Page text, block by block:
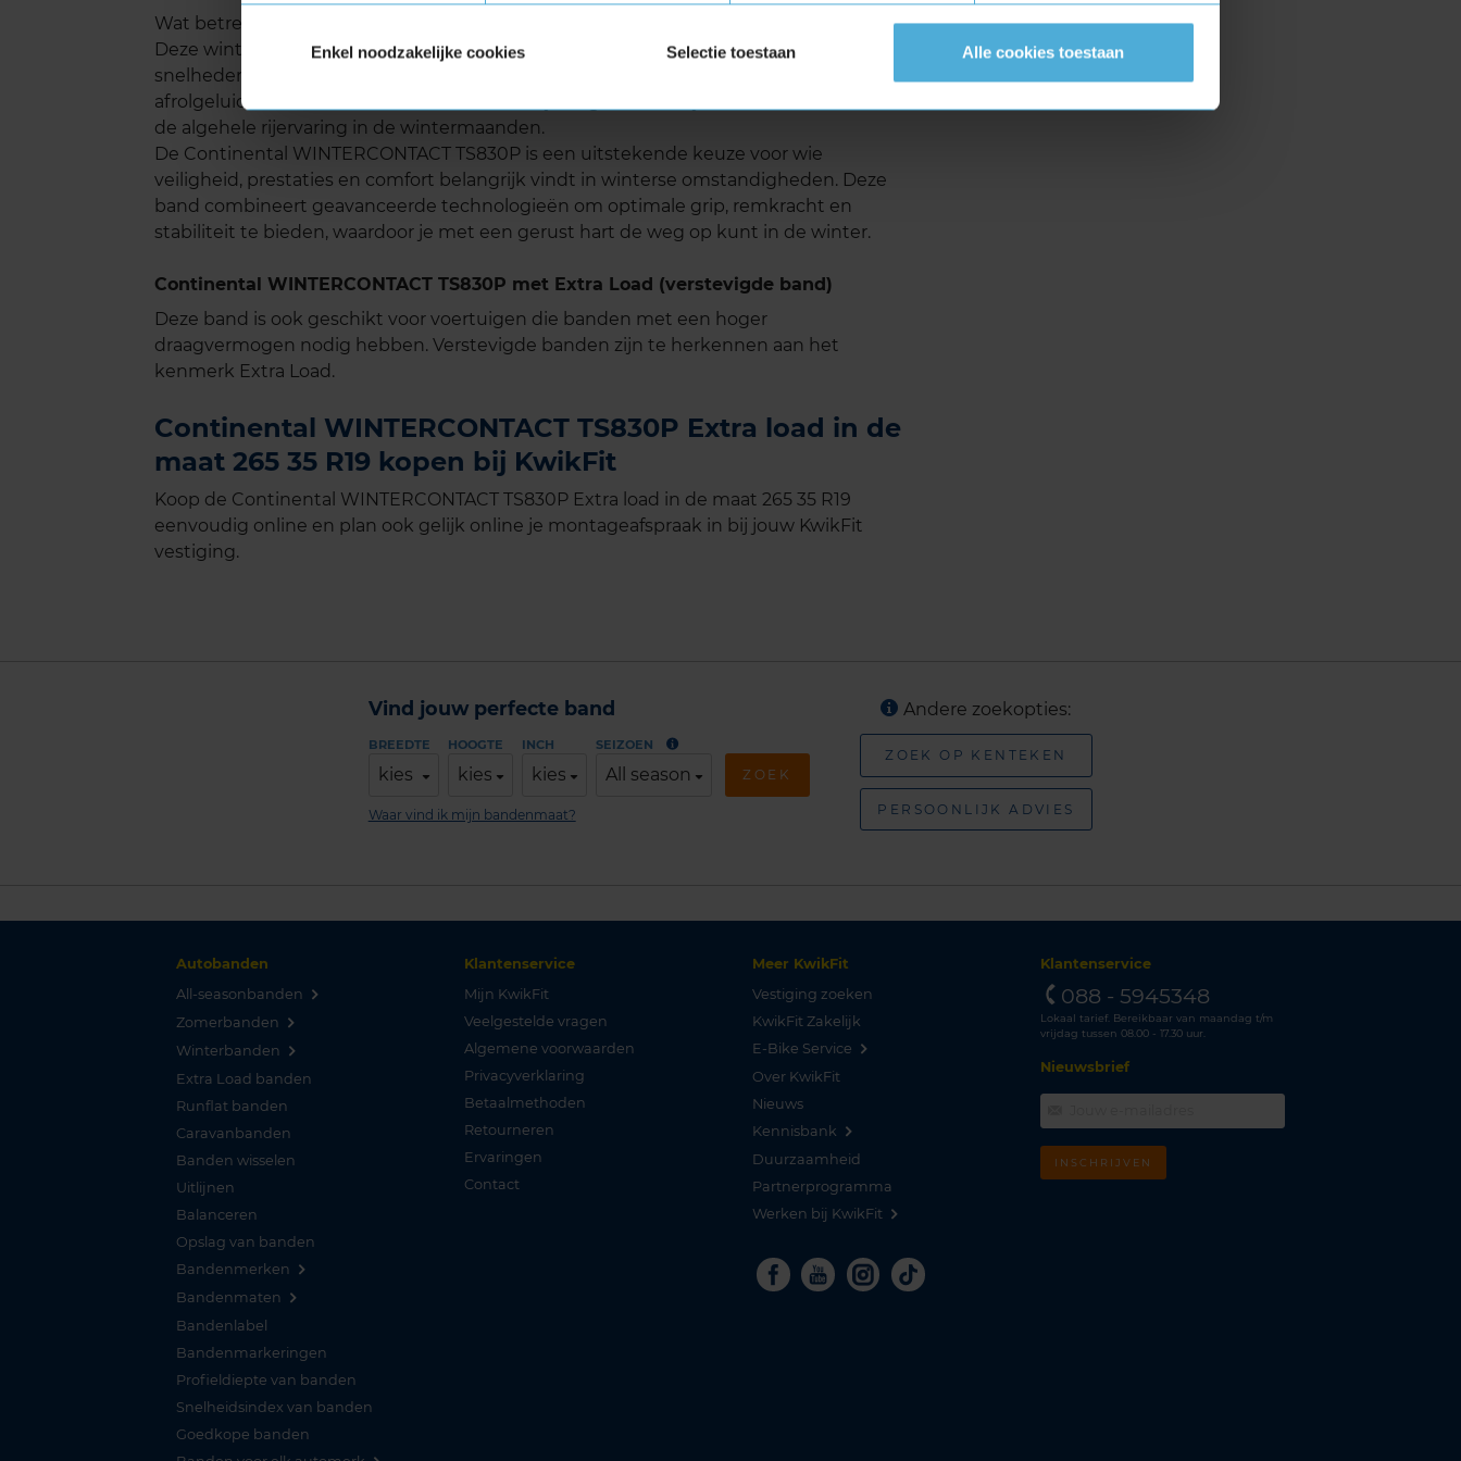
Enkel noodzakelijke cookies Selectie toestaan Alle cookies toestaan
Wat betreft geluid presteert de Continental WINTERCONTACT TS830P zeer goed.
Deze winterband is stil en biedt een comfortabele rijervaring, zelfs bij hogere
snelheden op de snelweg. De speciaal ontworpen profielblokken helpen het
afrolgeluid te verminderen, wat niet alleen bijdraagt aan het rijcomfort, maar ook aan
de algehele rijervaring in de wintermaanden.
De Continental WINTERCONTACT TS830P is een uitstekende keuze voor wie
veiligheid, prestaties en comfort belangrijk vindt in winterse omstandigheden. Deze
band combineert geavanceerde technologieën om optimale grip, remkracht en
stabiliteit te bieden, waardoor je met een gerust hart de weg op kunt in de winter.
Continental WINTERCONTACT TS830P met Extra Load (verstevigde band)
Deze band is ook geschikt voor voertuigen die banden met een hoger
draagvermogen nodig hebben. Verstevigde banden zijn te herkennen aan het
kenmerk Extra Load.
Continental WINTERCONTACT TS830P Extra load in de
maat 265 35 R19 kopen bij KwikFit
Koop de Continental WINTERCONTACT TS830P Extra load in de maat 265 35 R19
eenvoudig online en plan ook gelijk online je montageafspraak in bij jouw KwikFit
vestiging.
Vind jouw perfecte band
BREEDTE
kies
HOOGTE
kies
INCH
kies
SEIZOEN
All season ZOEK
Waar vind ik mijn bandenmaat?
Andere zoekopties:
ZOEK OP KENTEKEN
PERSOONLIJK ADVIES
Autobanden
All-seasonbanden
Zomerbanden
Winterbanden
Extra Load banden
Runflat banden
Caravanbanden
Banden wisselen
Uitlijnen
Balanceren
Opslag van banden
Bandenmerken
Bandenmaten
Bandenlabel
Bandenmarkeringen
Profieldiepte van banden
Snelheidsindex van banden
Goedkope banden
Klantenservice
Mijn KwikFit
Veelgestelde vragen
Algemene voorwaarden
Privacyverklaring
Betaalmethoden
Retourneren
Ervaringen
Contact
Meer KwikFit
Vestiging zoeken
KwikFit Zakelijk
E-Bike Service
Over KwikFit
Nieuws
Kennisbank
Duurzaamheid
Partnerprogramma
Werken bij KwikFit
Facebook
YoutubeInstagram
Tiktok
Klantenservice
088 - 5945348
Lokaal tarief. Bereikbaar van maandag t/m
vrijdag tussen 08.00 - 17.30 uur.
Nieuwsbrief
INSCHRIJVEN